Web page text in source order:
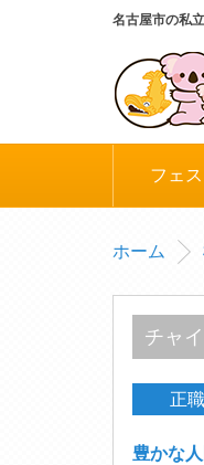
名古屋市の私
フェ
ホーム
チャ
正
豊かな